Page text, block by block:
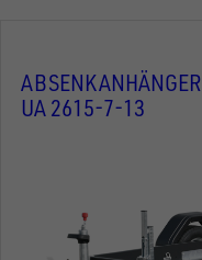
ABSENKANHÄNGER
UA 2615-7-13